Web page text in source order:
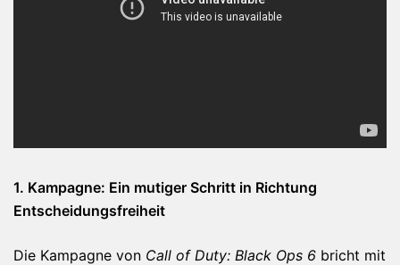
1. Kampagne: Ein mutiger Schritt in Richtung
Entscheidungsfreiheit
Die Kampagne von Call of Duty: Black Ops 6 bricht mit